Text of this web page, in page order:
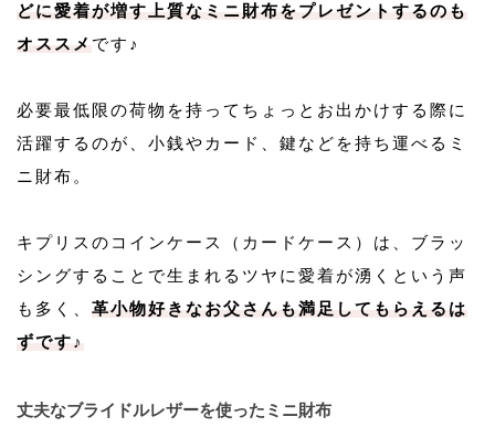
どに愛着が増す上質なミニ財布をプレゼントするのも
オススメ です♪
必要最低限の荷物を持ってちょっとお出かけする際に
活躍するのが、小銭やカード、鍵などを持ち運べるミ
ニ財布。
キプリスのコインケース（カードケース）は、ブラッ
シングすることで生まれるツヤに愛着が湧くという声
も多く、 革小物好きなお父さんも満足してもらえるは
ずです♪
丈夫なブライドルレザーを使ったミニ財布